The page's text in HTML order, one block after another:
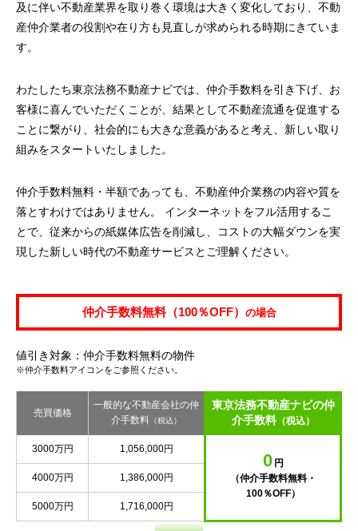
及に伴い不動産業界を取り巻く環境は大きく変化しており、不動
産仲介業者の役割や在り方も見直しが求められる時期にきていま
す。
わたしたち東京法務不動産ナビでは、仲介手数料を引き下げ、お
客様に喜んでいただくことが、結果として不動産流通を促進する
ことに繋がり、社会的にも大きな意義があると考え、新しい取り
組みをスタートいたしました。
仲介手数料無料・半額であっても、不動産仲介業務の内容や質を
落とすわけではありません。 インターネットをフル活用するこ
とで、従来からの紙媒体広告を削減し、コストの大幅ダウンを実
現した新しい時代の不動産サービスとご理解ください。
仲介手数料無料（100％OFF） の場合
値引き対象：仲介手数料無料の物件
※仲介手数料アイコンをご参照ください。
売買価格
一般的な不動産会社の仲
介手数料 （税込）
東京法務不動産ナビの仲
介手数料（税込）
3000万円 1,056,000円
0 円
（仲介手数料無料・
100％OFF）
4000万円 1,386,000円
5000万円 1,716,000円